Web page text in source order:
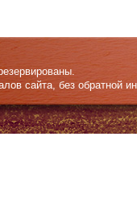
сайта, без обратной